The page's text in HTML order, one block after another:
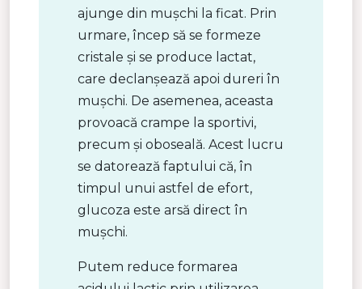
ajunge din mușchi la ficat. Prin
urmare, încep să se formeze
cristale și se produce lactat,
care declanșează apoi dureri în
mușchi. De asemenea, aceasta
provoacă crampe la sportivi,
precum și oboseală. Acest lucru
se datorează faptului că, în
timpul unui astfel de efort,
glucoza este arsă direct în
mușchi.
Putem reduce formarea